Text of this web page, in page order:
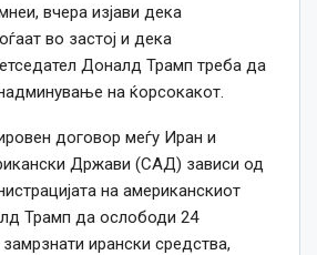
вчера изјави дека
во застој и дека
Доналд Трамп треба да
на ќорсокакот.
договор меѓу Иран и
Држави (САД) зависи од
на американскиот
Трамп да ослободи 24
ирански средства,